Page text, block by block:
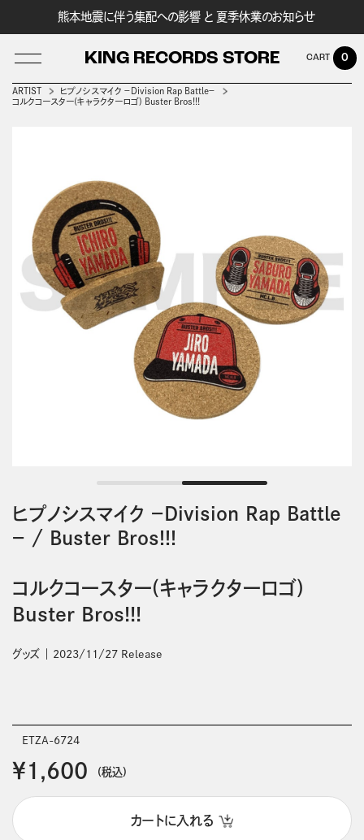
熊本地震に伴う集配への影響 と 夏季休業のお知らせ
KING RECORDS STORE 0
ARTIST
ヒプノシスマイク －Division Rap Battle－
コルクコースター(キャラクターロゴ) Buster Bros!!!
ヒプノシスマイク －Division Rap Battle
－ / Buster Bros!!!
コルクコースター(キャラクターロゴ)
Buster Bros!!!
グッズ 2023/11/27 Release
ETZA-6724
￥1,600 (税込)
カートに入れる